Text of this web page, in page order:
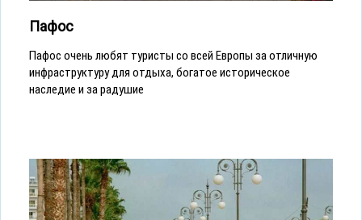
Пафос
Пафос очень любят туристы со всей Европы за отличную
инфраструктуру для отдыха, богатое историческое
наследие и за радушие